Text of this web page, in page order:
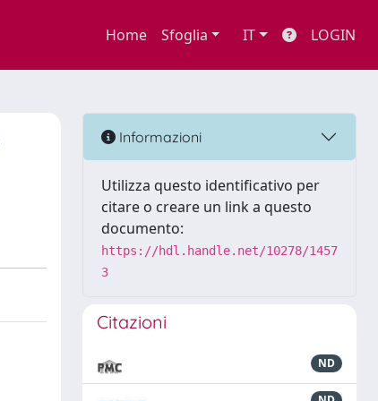
Home Sfoglia IT LOGIN
Informazioni
Utilizza questo identificativo per
citare o creare un link a questo
documento:
https://hdl.handle.net/10278/1457
3
Citazioni
ND